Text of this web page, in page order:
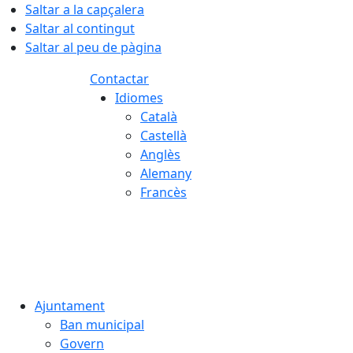
Saltar a la capçalera
Saltar al contingut
Saltar al peu de pàgina
Contactar
Idiomes
Català
Castellà
Anglès
Alemany
Francès
Ajuntament
Ban municipal
Govern